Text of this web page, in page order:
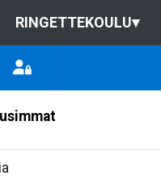
RINGETTEKOULU▾